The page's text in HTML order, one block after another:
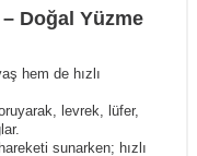
Doğal Yüzme
hem de hızlı
levrek, lüfer,
sunarken; hızlı